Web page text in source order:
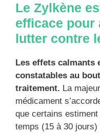
Le Zylkène
efficace pour
lutter contre
Les effets calmants
constatables au
traitement. La
médicament
que certains estiment
temps (15 à 30